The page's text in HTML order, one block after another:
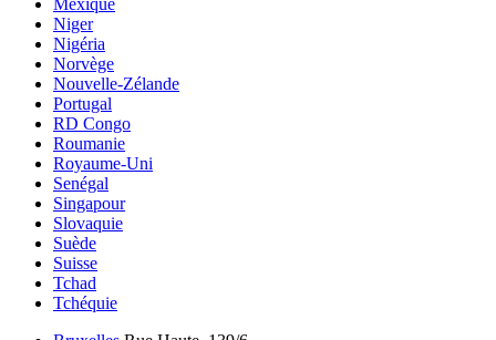
Niger
Nigéria
Norvège
Nouvelle-Zélande
Portugal
RD Congo
Roumanie
Royaume-Uni
Senégal
Singapour
Slovaquie
Suède
Suisse
Tchad
Tchéquie